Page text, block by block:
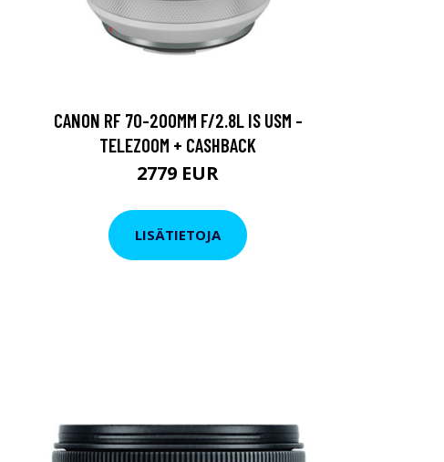
CANON RF 70-200MM F/2.8L IS USM -
TELEZOOM + CASHBACK
2779 EUR
LISÄTIETOJA